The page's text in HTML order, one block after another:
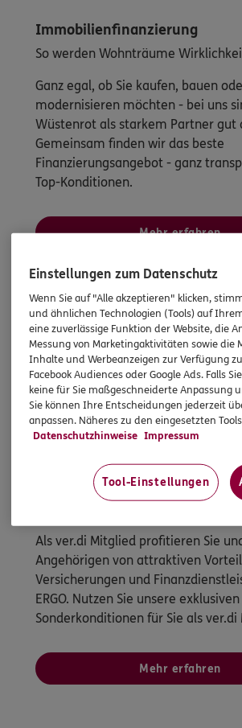
Immobilienfinanzierung
So werden Wohnträume
Ganz egal, ob Sie kaufen, bauen
modernisieren möchten - bei uns
Wüstenrot als starkem Partner gut
Gemeinsam finden wir das beste
Finanzierungsangebot - ganz
Top-Konditionen.
Mehr erfahren
Als ver.di Mitglied profitieren Sie
Angehörigen von attraktiven
Versicherungen und
ERGO. Nutzen Sie unsere exklusiven
Sonderkonditionen für Sie als ver.di
Mehr erfahren
Einstellungen zum Datenschutz
Wenn Sie auf "Alle akzeptieren" klicken,
und ähnlichen Technologien (Tools) auf
eine zuverlässige Funktion der Website, die
Messung von Marketingaktivitäten sowie die
Inhalte und Werbeanzeigen zur Verfügung
Facebook Audiences oder Google Ads. Falls
keine für Sie maßgeschneiderte Anpassung
Sie können Ihre Entscheidungen jederzeit
anpassen. Näheres zu den eingesetzten
Datenschutzhinweise Impressum
Tool-Einstellungen